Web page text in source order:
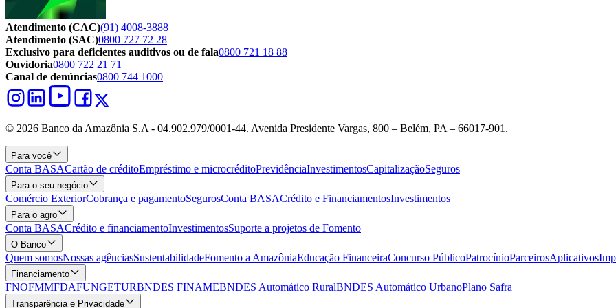
Atendimento (CAC)(91) 4008-3888
Atendimento (SAC)0800 727 72 28
Exclusivo para deficientes auditivos ou de fala0800 721 18 88
Ouvidoria0800 722 21 71
Canal de denúncias0800 744 1000
© 2026 Banco da Amazônia S.A - 04.902.979/0001‐44. Avenida Presidente Vargas, 800 – Belém, PA – 66017-901.
Para você
Conta BASACartão de créditoEmpréstimo e microcréditoPrevidênciaInvestimentosCapitalizaçãoSeguros
Para o seu negócio
Comércio ExteriorCobrança e pagamentoSegurosConta BASACrédito e FinanciamentosInvestimentos
Para o agro
Conta BASACrédito e financiamentoInvestimentosSuporte a projetos de Fomento
O Banco
Quem somosNossas agênciasSustentabilidadeFomento a AmazôniaEducação FinanceiraConcurso PúblicoPatrocínioParceirosAplicativos
Financiamento
FNOFMMFDAFUNGETURBNDES FINAMEBNDES Automático RuralBNDES Automático UrbanoPlano Safra
Transparência e Privacidade